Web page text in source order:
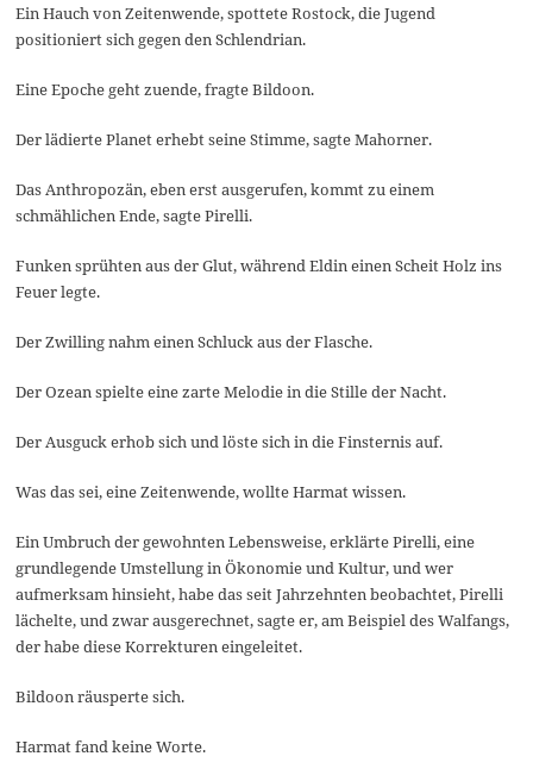
Ein Hauch von Zeitenwende, spottete Rostock, die Jugend
positioniert sich gegen den Schlendrian.
Eine Epoche geht zuende, fragte Bildoon.
Der lädierte Planet erhebt seine Stimme, sagte Mahorner.
Das Anthropozän, eben erst ausgerufen, kommt zu einem
schmählichen Ende, sagte Pirelli.
Funken sprühten aus der Glut, während Eldin einen Scheit Holz ins
Feuer legte.
Der Zwilling nahm einen Schluck aus der Flasche.
Der Ozean spielte eine zarte Melodie in die Stille der Nacht.
Der Ausguck erhob sich und löste sich in die Finsternis auf.
Was das sei, eine Zeitenwende, wollte Harmat wissen.
Ein Umbruch der gewohnten Lebensweise, erklärte Pirelli, eine
grundlegende Umstellung in Ökonomie und Kultur, und wer
aufmerksam hinsieht, habe das seit Jahrzehnten beobachtet, Pirelli
lächelte, und zwar ausgerechnet, sagte er, am Beispiel des Walfangs,
der habe diese Korrekturen eingeleitet.
Bildoon räusperte sich.
Harmat fand keine Worte.